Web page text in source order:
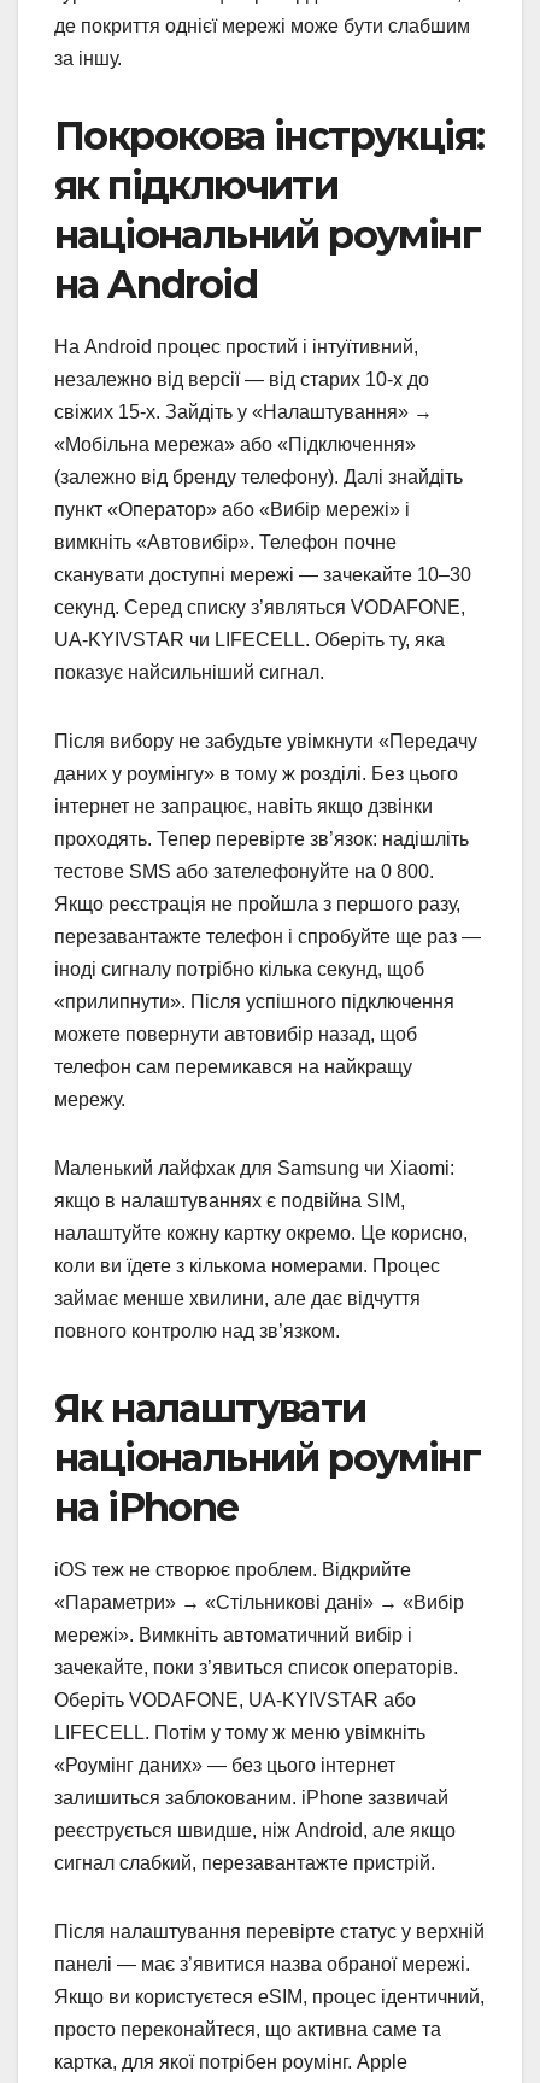
де покриття однієї мережі може бути слабшим
за іншу.
Покрокова інструкція:
як підключити
національний роумінг
на Android
На Android процес простий і інтуїтивний,
незалежно від версії — від старих 10-х до
свіжих 15-х. Зайдіть у «Налаштування» →
«Мобільна мережа» або «Підключення»
(залежно від бренду телефону). Далі знайдіть
пункт «Оператор» або «Вибір мережі» і
вимкніть «Автовибір». Телефон почне
сканувати доступні мережі — зачекайте 10–30
секунд. Серед списку з’являться VODAFONE,
UA-KYIVSTAR чи LIFECELL. Оберіть ту, яка
показує найсильніший сигнал.
Після вибору не забудьте увімкнути «Передачу
даних у роумінгу» в тому ж розділі. Без цього
інтернет не запрацює, навіть якщо дзвінки
проходять. Тепер перевірте зв’язок: надішліть
тестове SMS або зателефонуйте на 0 800.
Якщо реєстрація не пройшла з першого разу,
перезавантажте телефон і спробуйте ще раз —
іноді сигналу потрібно кілька секунд, щоб
«прилипнути». Після успішного підключення
можете повернути автовибір назад, щоб
телефон сам перемикався на найкращу
мережу.
Маленький лайфхак для Samsung чи Xiaomi:
якщо в налаштуваннях є подвійна SIM,
налаштуйте кожну картку окремо. Це корисно,
коли ви їдете з кількома номерами. Процес
займає менше хвилини, але дає відчуття
повного контролю над зв’язком.
Як налаштувати
національний роумінг
на iPhone
iOS теж не створює проблем. Відкрийте
«Параметри» → «Стільникові дані» → «Вибір
мережі». Вимкніть автоматичний вибір і
зачекайте, поки з’явиться список операторів.
Оберіть VODAFONE, UA-KYIVSTAR або
LIFECELL. Потім у тому ж меню увімкніть
«Роумінг даних» — без цього інтернет
залишиться заблокованим. iPhone зазвичай
реєструється швидше, ніж Android, але якщо
сигнал слабкий, перезавантажте пристрій.
Після налаштування перевірте статус у верхній
панелі — має з’явитися назва обраної мережі.
Якщо ви користуєтеся eSIM, процес ідентичний,
просто переконайтеся, що активна саме та
картка, для якої потрібен роумінг. Apple